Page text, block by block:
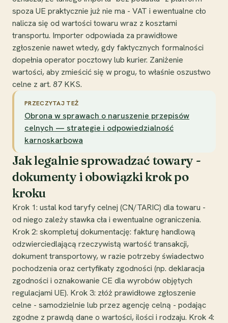
spoza UE praktycznie już nie ma - VAT i ewentualne cło
nalicza się od wartości towaru wraz z kosztami
transportu. Importer odpowiada za prawidłowe
zgłoszenie nawet wtedy, gdy faktycznych formalności
dopełnia operator pocztowy lub kurier. Zaniżenie
wartości, aby zmieścić się w progu, to właśnie oszustwo
celne z art. 87 KKS.
PRZECZYTAJ TEŻ
Obrona w sprawach o naruszenie przepisów
celnych — strategie i odpowiedzialność
karnoskarbowa
Jak legalnie sprowadzać towary -
dokumenty i obowiązki krok po
kroku
Krok 1: ustal kod taryfy celnej (CN/TARIC) dla towaru -
od niego zależy stawka cła i ewentualne ograniczenia.
Krok 2: skompletuj dokumentację: fakturę handlową
odzwierciedlającą rzeczywistą wartość transakcji,
dokument transportowy, w razie potrzeby świadectwo
pochodzenia oraz certyfikaty zgodności (np. deklaracja
zgodności i oznakowanie CE dla wyrobów objętych
regulacjami UE). Krok 3: złóż prawidłowe zgłoszenie
celne - samodzielnie lub przez agencję celną - podając
zgodne z prawdą dane o wartości, ilości i rodzaju. Krok 4: